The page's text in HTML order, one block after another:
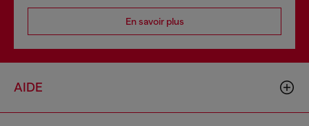
En savoir plus
AIDE